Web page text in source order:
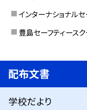
インターナショナルセ
豊島セーフティース
配布文書
学校だより